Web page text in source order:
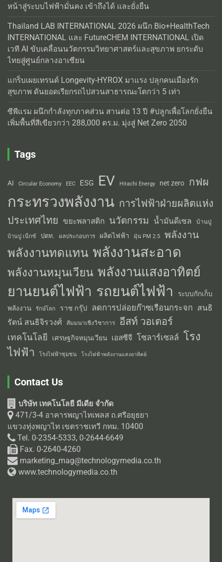
หน้าสู่ระบบไฟฟ้ามั่นคง เข้าถึงได้ และยั่งยืน
Thailand LAB INTERNATIONAL 2026 ผนึก Bio+HealthTech
INTERNATIONAL และ FutureCHEM INTERNATIONAL เปิด
เวที AI ขับเคลื่อนนวัตกรรมวิทยาศาสตร์และสุขภาพ ยกระดับ
ไทยสู่ศูนย์กลางอาเซียน
แกร็บเผยเทรนด์ Longevity-HYROX มาแรง ปลุกคนเมืองรัก
สุขภาพ ดันยอดเรียกรถไปสวนสาธารณะโตกว่า 5 เท่า
ซีพีแรม ผนึกกำลังทุกภาคส่วน สานต่อ 13 ปี #ปลูกเพื่อโลกยั่งยืน
เพิ่มพื้นที่สีเขียวกว่า 288,000 ตร.ม. มุ่งสู่ Net Zero 2050
Tags
AI Circular Economy EEC ESG EV Hitachi Energy net zero กฟผ
กระทรวงพลังงาน การไฟฟ้าฝ่ายผลิตแห่ง
ประเทศไทย
ขยะพลาสติก นวัตกรรม น้ำมันดีเซล บ้านปู
บ้านปู เน็กซ์ ปตท. ผลประกอบการ ผลิตไฟฟ้า ฝุ่น PM 2.5 พลังงาน
พลังงานทดแทน พลังงานสะอาด
พลังงานหมุนเวียน พลังงานแสงอาทิตย์
ยานยนต์ไฟฟ้า รถยนต์ไฟฟ้า
ระบบกักเก็บ
พลังงาน
รักษ์โลก ราช กรุ๊ป ลดการปล่อยก๊าซเรือนกระจก สนธิ
รัตน์ สนธิจิรวงศ์
สัมมนาเชิงวิชาการ อีสท์ วอเตอร์
เทคโนโลยี เศรษฐกิจหมุนเวียน เอสซีจี โซลาร์เซลล์ โรง
ไฟฟ้า
โรงไฟฟ้าชุมชน โรงไฟฟ้าพลังงานแสงอาทิตย์
Contact Us
บริษัท เทคโนโลยี มีเดีย จำกัด
471/3-4 อาคารพญาไทเพลส ถ.ศรีอยุธยา
แขวงทุ่งพญาไท เขตราชเทวี กทม. 10400
Tel. 0-2354-5333, 0-2644-6649
Fax. 0-2640-4260
marketing_mag@technologymedia.co.th
www.technologymedia.co.th